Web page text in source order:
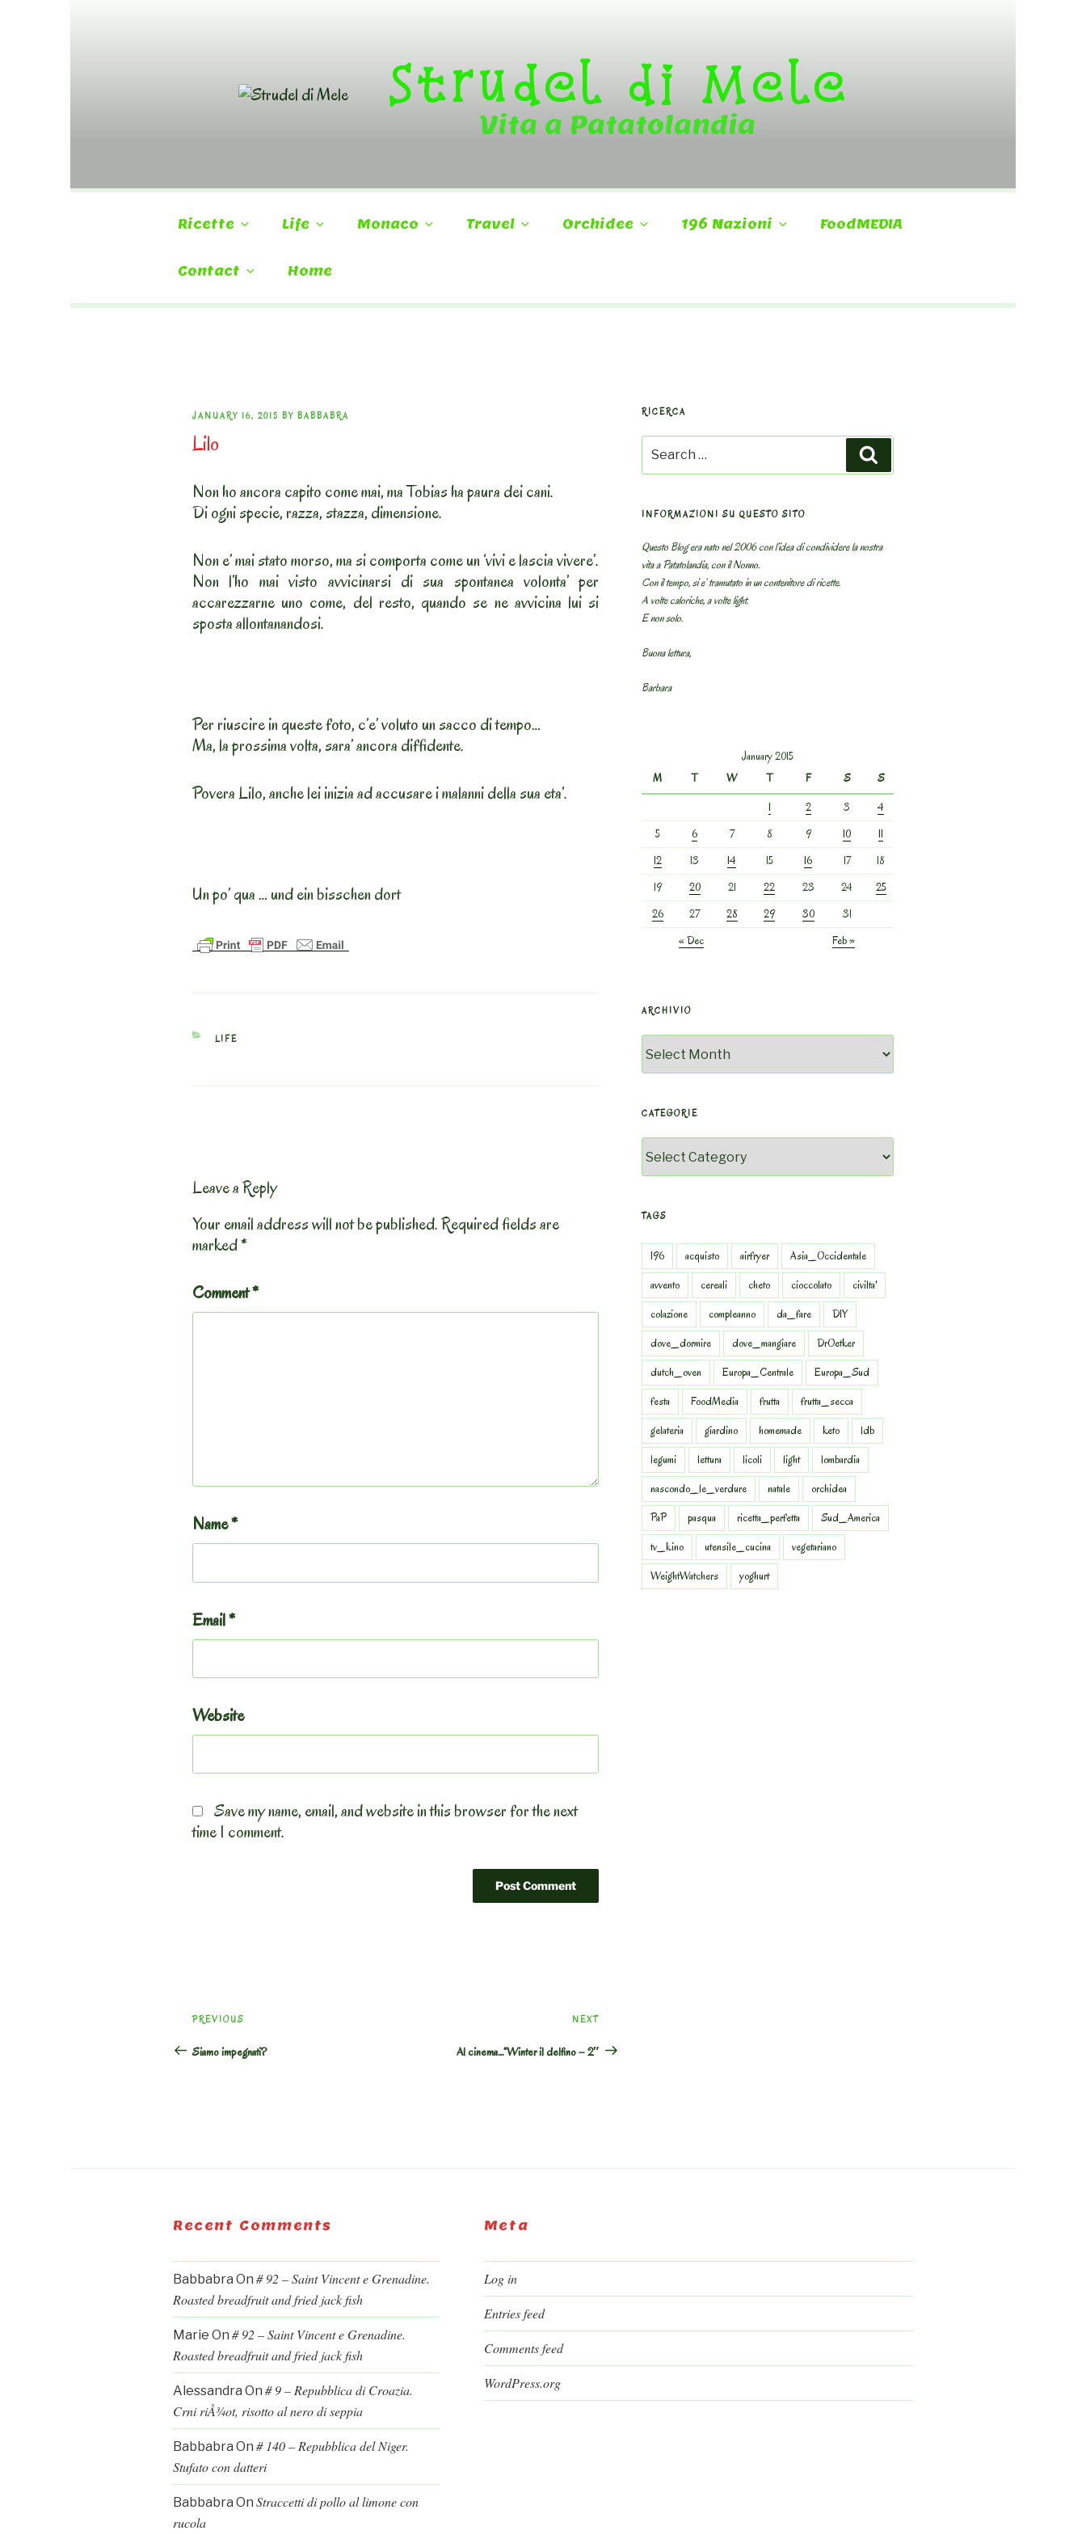
Strudel di Mele
Vita a Patatolandia
Ricette Life Monaco Travel Orchidee 196 Nazioni FoodMEDIA
Contact Home
POSTED
ON
JANUARY 16, 2015 BY BABBABRA
Lilo
Non ho ancora capito come mai, ma Tobias ha paura dei cani.
Di ogni specie, razza, stazza, dimensione.
Non e’ mai stato morso, ma si comporta come un ‘vivi e lascia vivere’.
Non l’ho mai visto avvicinarsi di sua spontanea volonta’ per
accarezzarne uno come, del resto, quando se ne avvicina lui si
sposta allontanandosi.
Per riuscire in queste foto, c’e’ voluto un sacco di tempo…
Ma, la prossima volta, sara’ ancora diffidente.
Povera Lilo, anche lei inizia ad accusare i malanni della sua eta’.
Un po’ qua … und ein bisschen dort
CATEGORIES
LIFE
Leave a Reply
Your email address will not be published.Required fields are
marked*
Comment*
Name*
Email*
Website
Save my name, email, and website in this browser for the next
time I comment.
Previous
PREVIOUS
Siamo impegnati?
Next
Post
NEXT
Al cinema…”Winter il delfino – 2″
RICERCA
for:
INFORMAZIONI SU QUESTO SITO
Questo Blog era nato nel 2006 con l’idea di condividere la nostra
vita a Patatolandia, con il Nonno.
Con il tempo, si e’ tramutato in un contenitore di ricette.
A volte caloriche, a volte light.
E non solo.
Buona lettura,
Barbara
January 2015
M
T W T F S
S
1
2 3
4
5
6 7 8 9 10
11
12
13 14 15 16 17
18
19
20 21 22 23 24
25
26
27 28 29 30
31
« Dec
Feb »
ARCHIVIO
CATEGORIE
TAGS
196 acquisto airfryer
Asia_Occidentale
avvento
cereali cheto cioccolato
civilta'
colazione
compleanno da_fare
DIY
dove_dormire
dove_mangiare
DrOetker
dutch_oven
Europa_Centrale
Europa_Sud
festa
FoodMedia frutta
frutta_secca
gelateria
giardino homemade keto
ldb
legumi
lettura licoli light
lombardia
nascondo_le_verdure
natale
orchidea
PaP
pasqua ricetta_perfetta
Sud_America
tv_kino
utensile_cucina
vegetariano
WeightWatchers
yoghurt
Recent Comments
Babbabra On # 92 – Saint Vincent e Grenadine.
Roasted breadfruit and fried jack fish
Marie On # 92 – Saint Vincent e Grenadine.
Roasted breadfruit and fried jack fish
Alessandra On # 9 – Repubblica di Croazia.
Crni riÅ¾ot, risotto al nero di seppia
Babbabra On # 140 – Repubblica del Niger.
Stufato con datteri
Babbabra On Straccetti di pollo al limone con
rucola
Meta
Log in
Entries feed
Comments feed
WordPress.org